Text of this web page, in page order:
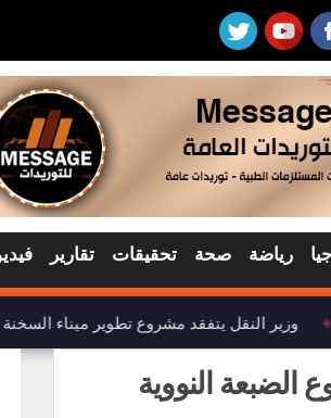
رياضة صحة تحقيقات تقارير
وزير النقل يتفقد مشروع تطوير ميناء السخنة
الضبعة النووية